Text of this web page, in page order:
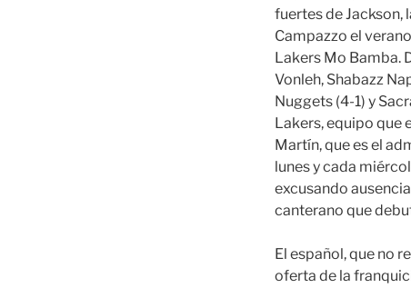
fuertes de Jackson,
Campazzo el
Lakers Mo Bamba.
Vonleh, Shabazz
Nuggets (4-1) y
Lakers, equipo que
Martín, que es el
lunes y cada
excusando
canterano que
El español, que no
oferta de la